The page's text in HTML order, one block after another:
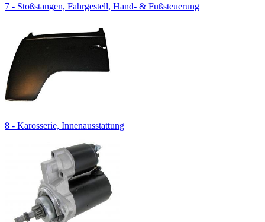
7 - Stoßstangen, Fahrgestell, Hand- & Fußsteuerung
8 - Karosserie, Innenausstattung